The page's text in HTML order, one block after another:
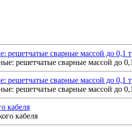
решетчатые сварные массой до 0,1 т
решетчатые сварные массой до 0,1 т
кабеля